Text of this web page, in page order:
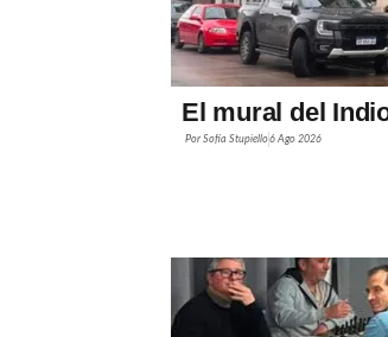
El mural del
Por Sofía Stupiello6 Ago 2026